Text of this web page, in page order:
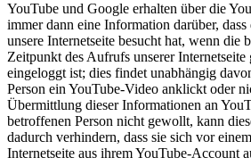
YouTube und Google erhalten über die
immer dann eine Information darüber, dass
unsere Internetseite besucht hat, wenn die
Zeitpunkt des Aufrufs unserer
eingeloggt ist; dies findet unabhängig
Person ein YouTube-Video anklickt oder
Übermittlung dieser Informationen an
betroffenen Person nicht gewollt, kann
dadurch verhindern, dass sie sich vor
Internetseite aus ihrem YouTube-Account